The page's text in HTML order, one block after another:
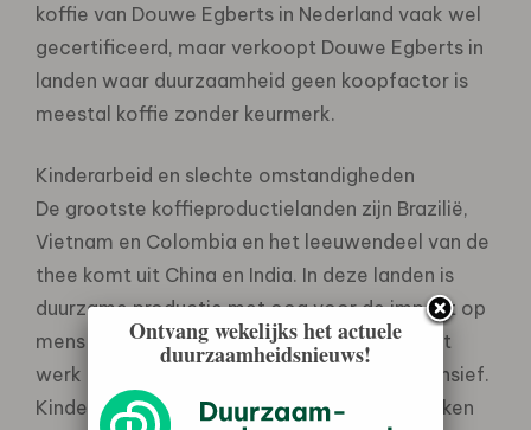
koffie van Douwe Egberts in Nederland vaak wel
gecertificeerd, maar verkoopt Douwe Egberts in
landen waar duurzaamheid geen koopfactor is
meestal koffie zonder keurmerk.
Kinderarbeid en slechte omstandigheden
De grootste koffieproductielanden zijn Brazilië,
Vietnam en Colombia en het leeuwendeel van de
thee komt uit China en India. In deze landen is
duurzame productie met oog voor de impact op
mens en milieu nog niet vanzelfsprekend. Het
werk op de koffieplantages is zwaar en intensief.
Kinderarbeid komt nog veel voor en het werken
Ontvang wekelijks het actuele
duurzaamheidsnieuws!